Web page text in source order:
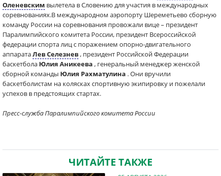
Оленевским вылетела в Словению для участия в международных
соревнованиях.В международном аэропорту Шереметьево сборную
команду России на соревнования провожали вице – президент
Паралимпийского комитета России, президент Всероссийской
федерации спорта лиц с поражением опорно-двигательного
аппаратаЛев Селезнев, президент Российской Федерации
баскетбола Юлия Аникеева , генеральный менеджер женской
сборной команды Юлия Рахматулина . Они вручили
баскетболистам на колясках спортивную экипировку и пожелали
успехов в предстоящих стартах.
Пресс-служба Паралимпийского комитета России
ЧИТАЙТЕ ТАКЖЕ